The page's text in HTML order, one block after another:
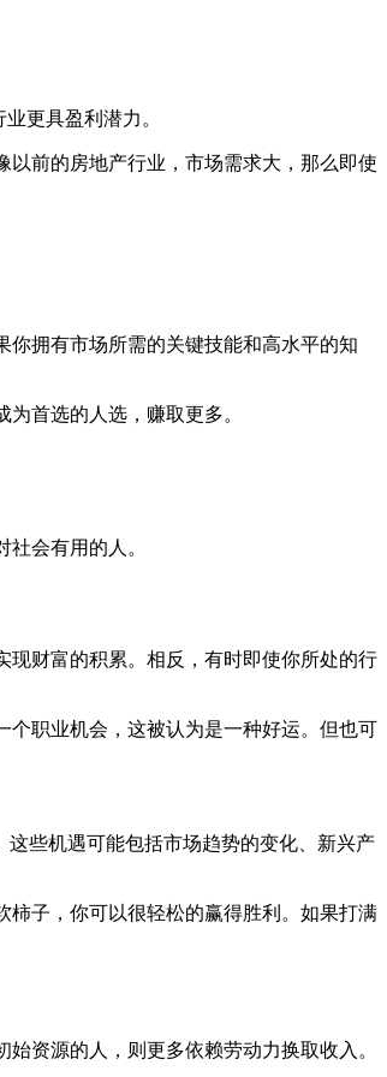
更具盈利潜力。
前的房地产行业，市场需求大，那么即使
拥有市场所需的关键技能和高水平的知
首选的人选，赚取更多。
会有用的人。
现财富的积累。相反，有时即使你所处的行
个职业机会，这被认为是一种好运。但也可
些机遇可能包括市场趋势的变化、新兴产
柿子，你可以很轻松的赢得胜利。如果打满
资源的人，则更多依赖劳动力换取收入。